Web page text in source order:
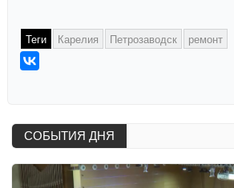
Теги Карелия Петрозаводск ремонт
СОБЫТИЯ ДНЯ